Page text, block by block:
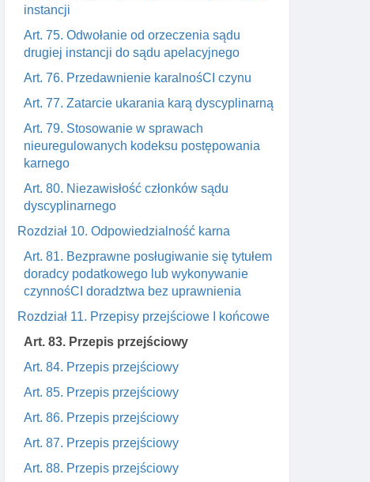
instancji
Art. 75. Odwołanie od orzeczenia sądu
drugiej instancji do sądu apelacyjnego
Art. 76. Przedawnienie karalnośCI czynu
Art. 77. Zatarcie ukarania karą dyscyplinarną
Art. 79. Stosowanie w sprawach
nieuregulowanych kodeksu postępowania
karnego
Art. 80. Niezawisłość członków sądu
dyscyplinarnego
Rozdział 10. Odpowiedzialność karna
Art. 81. Bezprawne posługiwanie się tytułem
doradcy podatkowego lub wykonywanie
czynnośCI doradztwa bez uprawnienia
Rozdział 11. Przepisy przejściowe I końcowe
Art. 83. Przepis przejściowy
Art. 84. Przepis przejściowy
Art. 85. Przepis przejściowy
Art. 86. Przepis przejściowy
Art. 87. Przepis przejściowy
Art. 88. Przepis przejściowy